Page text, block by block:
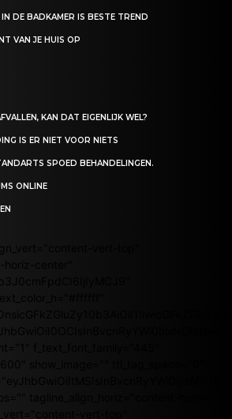
DE BADKAMER IS BESTE TREND
VAN JE HUIS OP
KAN DAT EIGENLIJK WEL?
IS ER NIET VOOR NIETS
SPOED BEHANDELINGEN.
ONLINE
vert-top"
center"
f_text_font_family="445"
show_image="" ttl_tag_space="0"
tagline_align_horiz="content-horiz-
vert-top"